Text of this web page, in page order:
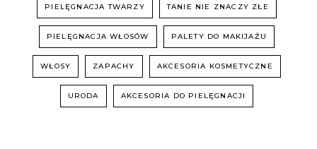
PIELĘGNACJA TWARZY TANIE NIE ZNACZY ZŁE
PIELĘGNACJA WŁOSÓW PALETY DO MAKIJAŻU
WŁOSY ZAPACHY AKCESORIA KOSMETYCZNE
URODA AKCESORIA DO PIELĘGNACJI